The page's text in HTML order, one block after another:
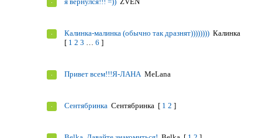
Калинка-малинка (обычно так дразнят)))))))) Калинка
[ 1 2 3 … 6 ]
Привет всем!!!Я-ЛАНА MeLana
Сентябринка Сентябринка [ 1 2 ]